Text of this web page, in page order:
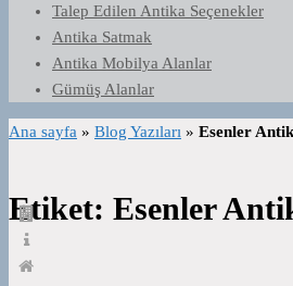
Talep Edilen Antika Seçenekler
Antika Satmak
Antika Mobilya Alanlar
Gümüş Alanlar
Ana sayfa » Blog Yazıları » Esenler
Etiket: Esenler